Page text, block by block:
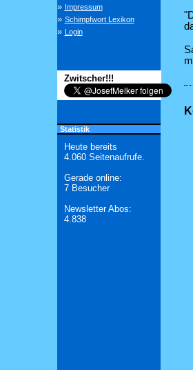
» Impressum
» Schimpfwort Lexikon
» Login
Zwitscher!!!
Statistik
Heute bereits
4.060 Seitenaufrufe.
Gerade online:
7 Besucher
Newsletter Abos:
4.838